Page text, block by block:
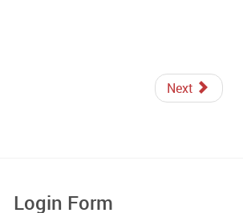
Next
Login Form